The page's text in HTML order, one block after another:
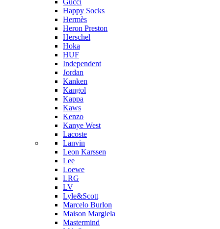
Gucci
Happy Socks
Hermès
Heron Preston
Hersсhel
Hoka
HUF
Independent
Jordan
Kanken
Kangol
Kappa
Kaws
Kenzo
Kanye West
Lacoste
Lanvin
Leon Karssen
Lee
Loewe
LRG
LV
Lyle&Scott
Marcelo Burlon
Maison Margiela
Mastermind